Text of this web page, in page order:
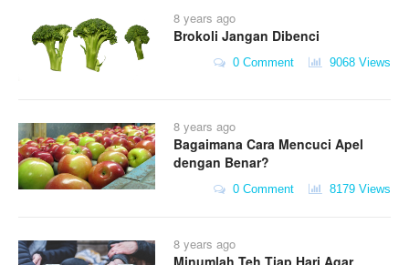
8 years ago
Brokoli Jangan Dibenci
0 Comment 9068 Views
8 years ago
Bagaimana Cara Mencuci Apel
dengan Benar?
0 Comment 8179 Views
8 years ago
Minumlah Teh Tiap Hari Agar